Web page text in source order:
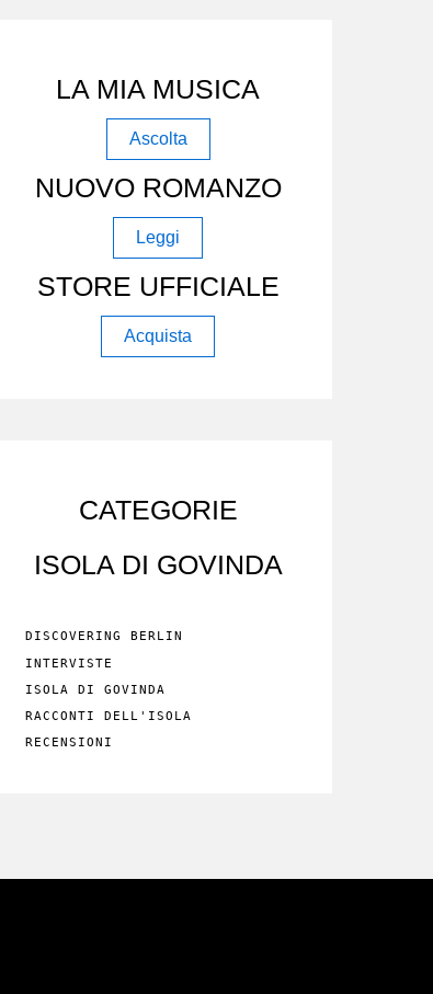
LA MIA MUSICA
Ascolta
NUOVO ROMANZO
Leggi
STORE UFFICIALE
Acquista
CATEGORIE
ISOLA DI GOVINDA
DISCOVERING BERLIN
INTERVISTE
ISOLA DI GOVINDA
RACCONTI DELL'ISOLA
RECENSIONI